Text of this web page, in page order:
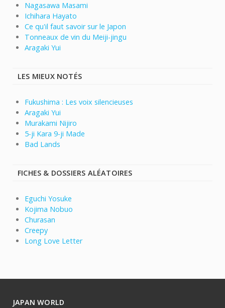
Nagasawa Masami
Ichihara Hayato
Ce qu'il faut savoir sur le Japon
Tonneaux de vin du Meiji-jingu
Aragaki Yui
LES MIEUX NOTÉS
Fukushima : Les voix silencieuses
Aragaki Yui
Murakami Nijiro
5-ji Kara 9-ji Made
Bad Lands
FICHES & DOSSIERS ALÉATOIRES
Eguchi Yosuke
Kojima Nobuo
Churasan
Creepy
Long Love Letter
JAPAN WORLD